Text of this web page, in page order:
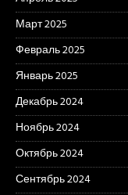
Март 2025
Февраль 2025
Январь 2025
Декабрь 2024
Ноябрь 2024
Октябрь 2024
Сентябрь 2024